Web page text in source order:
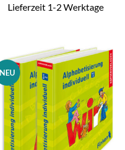
Lieferzeit 1-2 Werktage
NEU